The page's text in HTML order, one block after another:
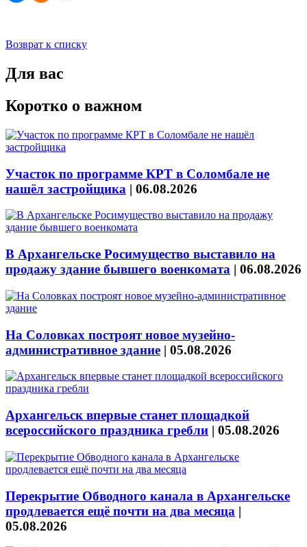
Возврат к списку
Для вас
Коротко о важном
Участок по программе КРТ в Соломбале не
нашёл застройщика | 06.08.2026
В Архангельске Росимущество выставило на
продажу здание бывшего военкомата | 06.08.2026
На Соловках построят новое музейно-
административное здание | 05.08.2026
Архангельск впервые станет площадкой
всероссийского праздника гребли | 05.08.2026
Перекрытие Обводного канала в Архангельске
продлевается ещё почти на два месяца |
05.08.2026